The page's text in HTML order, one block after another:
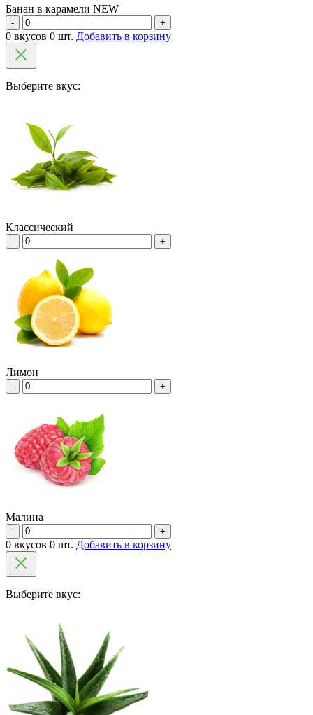
Банан в карамели NEW
- +
0 вкусов 0 шт. Добавить в корзину
Выберите вкус:
Классический
- +
Лимон
- +
Малина
- +
0 вкусов 0 шт. Добавить в корзину
Выберите вкус: